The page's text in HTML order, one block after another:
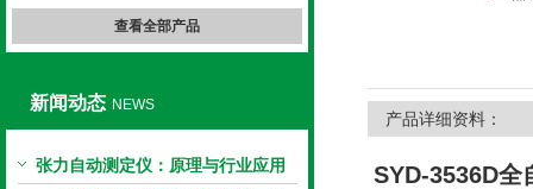
查看全部产品
新闻动态 NEWS
张力自动测定仪：原理与行业应用
产品详细资料：
SYD-3536D全